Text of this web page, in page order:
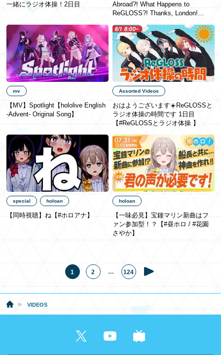
一緒にラジオ体操！2日目
Abroad?! What Happens to
ReGLOSS?! Thanks, London!
mv
【MV】Spotlight【hololive English
-Advent- Original Song】
Assorted Videos
おはようございます☀️ReGLOSSと
ラジオ体操の時間です 1日目
【#ReGLOSSとラジオ体操 】
special holoan
【同時視聴】ね【#ホロアナ】
holoan
【一味必見】宝鐘マリン新曲はフ
ァン参加型！？【#昼ホロ / #花園
さやか】
1 2 … 124
VIDEOS